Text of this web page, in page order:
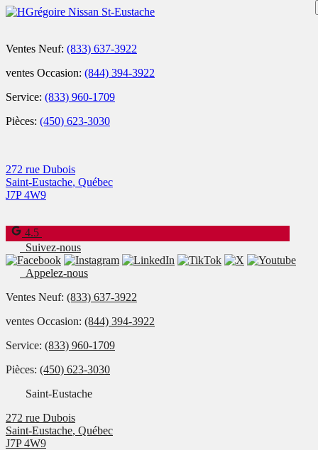
Ventes Neuf: (833) 637-3922
ventes Occasion: (844) 394-3922
Service: (833) 960-1709
Pièces: (450) 623-3030
272 rue Dubois
Saint-Eustache, Québec
J7P 4W9
4.5
Suivez-nous
Appelez-nous
Ventes Neuf: (833) 637-3922
ventes Occasion: (844) 394-3922
Service: (833) 960-1709
Pièces: (450) 623-3030
Saint-Eustache
272 rue Dubois
Saint-Eustache, Québec
J7P 4W9